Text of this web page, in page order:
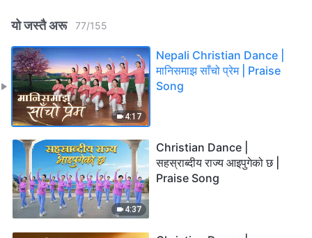
यो जस्तै अरू 77/155
4:17
Nepali Christian Dance |
मानिसमाझ साँचो प्रेम | Praise
Song
4:37
Christian Dance |
सहस्राब्दीय राज्य आइपुगेको छ |
Praise Song